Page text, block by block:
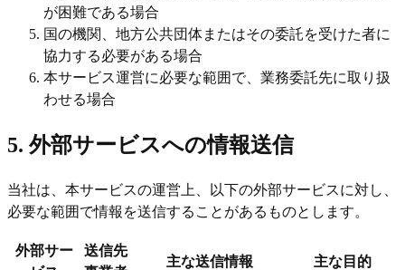
が困難である場合
国の機関、地方公共団体またはその委託を受けた者に
協力する必要がある場合
本サービス運営に必要な範囲で、業務委託先に取り扱
わせる場合
5. 外部サービスへの情報送信
当社は、本サービスの運営上、以下の外部サービスに対し、
必要な範囲で情報を送信することがあるものとします。
外部サー
送信先
主な送信情報 主な目的